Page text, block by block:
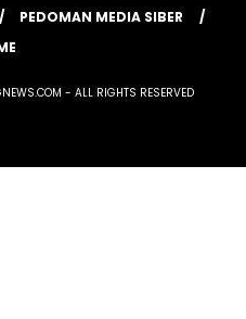
PEDOMAN MEDIA SIBER
- ALL RIGHTS RESERVED